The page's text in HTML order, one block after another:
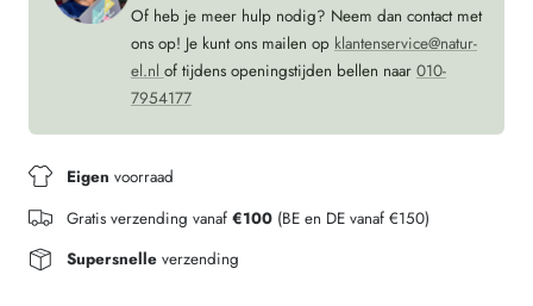
Of heb je meer hulp nodig? Neem dan contact met
ons op! Je kunt ons mailen op klantenservice@natur-
el.nl of tijdens openingstijden bellen naar 010-
7954177
Eigen voorraad
Gratis verzending vanaf €100 (BE en DE vanaf €150)
Supersnelleverzending